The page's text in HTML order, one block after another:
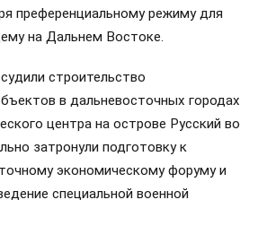
преференциальному режиму для
на Дальнем Востоке.
строительство
в дальневосточных городах
центра на острове Русский во
затронули подготовку к
экономическому форуму и
специальной военной